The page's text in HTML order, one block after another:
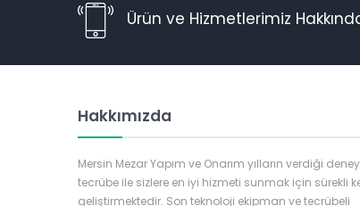
Ürün ve Hizmetlerimiz
Hakkımızda
Mersin Mezar Yapım ve Onarım yılların verdiği
tecrübe ile sizlere en iyi hizmeti sunmak için sürekli
geliştirmektedir. Son teknoloji ekipman ve tecrübeli